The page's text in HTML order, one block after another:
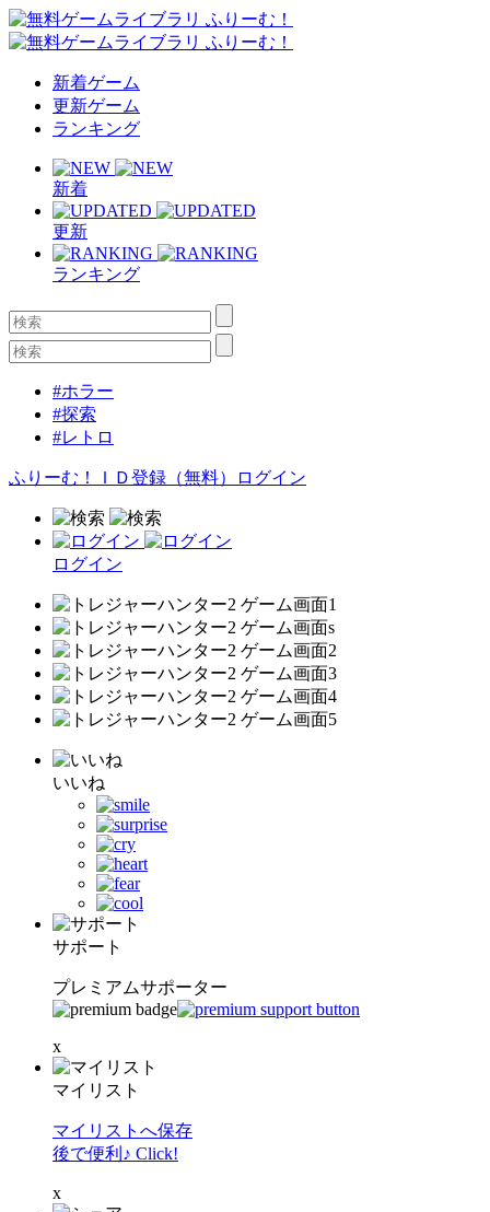
新着ゲーム
更新ゲーム
ランキング
新着
更新
ランキング
#ホラー
#探索
#レトロ
ふりーむ！ＩＤ登録（無料） ログイン
ログイン
いいね
サポート
プレミアムサポーター
x
マイリスト
マイリストへ保存
後で便利♪ Click!
x